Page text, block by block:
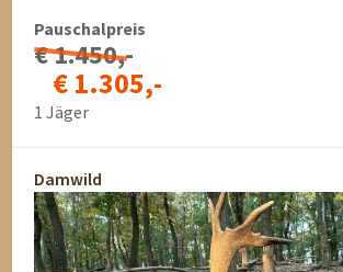
Pauschalpreis
€ 1.450,-
€ 1.305,-
1 Jäger
Damwild